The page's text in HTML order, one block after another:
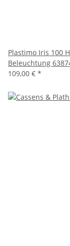
Plastimo Iris 100
Beleuchtung
109,00 € *